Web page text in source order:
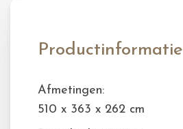
Productinformatie
Afmetingen:
510 x 363 x 262 cm